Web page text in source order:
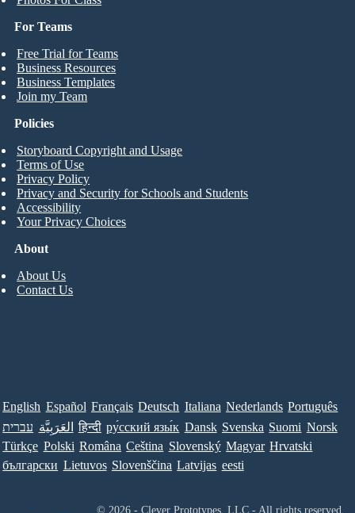
For Teams
Free Trial for Teams
Business Resources
Business Templates
Join my Team
About
About Us
Contact Us
Policies
Storyboard Copyright and Usage
Terms of Use
Privacy Policy
Privacy and Security for Schools and Students
Accessibility
Your Privacy Choices
English Español Français Deutsch Italiana Nederlands Português
עברית العَرَبِيَّة हिन्दी ру́сский язы́к Dansk Svenska Suomi Norsk
Türkçe Polski Româna Ceština Slovenský Magyar Hrvatski
български Lietuvos Slovenščina Latvijas eesti
© 2026 - Clever Prototypes, LLC - All rights reserved.